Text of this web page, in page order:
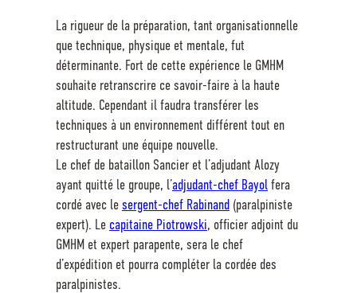
La rigueur de la préparation, tant organisationnelle
que technique, physique et mentale, fut
déterminante. Fort de cette expérience le GMHM
souhaite retranscrire ce savoir-faire à la haute
altitude. Cependant il faudra transférer les
techniques à un environnement différent tout en
restructurant une équipe nouvelle.
Le chef de bataillon Sancier et l’adjudant Alozy
ayant quitté le groupe, l’adjudant-chef Bayol fera
cordé avec le sergent-chef Rabinand (paralpiniste
expert). Le capitaine Piotrowski, officier adjoint du
GMHM et expert parapente, sera le chef
d’expédition et pourra compléter la cordée des
paralpinistes.